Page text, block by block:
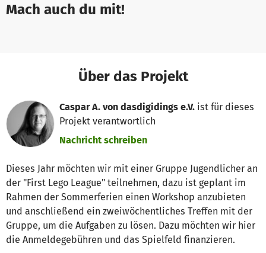
Mach auch du mit!
Über das Projekt
Caspar A. von dasdigidings e.V. ist für dieses
Projekt verantwortlich
Nachricht schreiben
Dieses Jahr möchten wir mit einer Gruppe Jugendlicher an
der "First Lego League" teilnehmen, dazu ist geplant im
Rahmen der Sommerferien einen Workshop anzubieten
und anschließend ein zweiwöchentliches Treffen mit der
Gruppe, um die Aufgaben zu lösen. Dazu möchten wir hier
die Anmeldegebühren und das Spielfeld finanzieren.